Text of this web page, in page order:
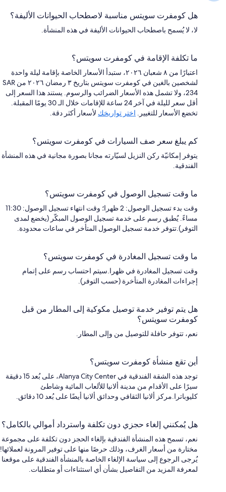
هل كومفرت سويتس مناسبة لاصطحاب الحيوانات الأليفة؟
لا، لا يُسمح باصطحاب الحيوانات الأليفة في هذه المنشأة.
ما تكلفة الإقامة في كومفرت سويتس؟
اعتبارًا من ٨ شعبان ٢٠٢٦، ستبدأ الأسعار الخاصة بإقامة ليلة واحدة
لشخصين بالغين في كومفرت سويتس بتاريخ ٣ رمضان ٢٠٢٦ من SAR
234، ولا تشمل هذه الأسعار الضرائب والرسوم. يستند هذا السعر إلى
أقل سعر لليلة في آخر 24 ساعة للإقامات خلال الـ 30 يومًا المقبلة.
تخضع الأسعار للتغيير. اختر تواريخك لأسعار أكثر دقة.
كم يبلغ سعر صف السيارات في كومفرت سويتس؟
يتوفر إمكانيّة ركن النزيل لسيّارته مجانا بصورة مجانية في هذه المنشأة
الفندقية.
ما وقت تسجيل الوصول في كومفرت سويتس؟
وقت بدء تسجيل الوصول: 2 ظهرا؛ وقت انتهاء تسجيل الوصول: 11:30
مساءً. يُطبق رسم على خدمة تسجيل الوصول المبكّر (يخضع لمدى
التوفر).تتوفر خدمة تسجيل الوصول المتأخر في ساعات محدودة.
ما وقت تسجيل المغادرة في كومفرت سويتس؟
وقت تسجيل المغادرة في ظهرا.سيتم احتساب رسم على إتمام
إجراءات المغادرة المتأخرة (حسب التوفر).
هل يتم توفير خدمة توصيل مكوكية إلى المطار من قبل
كومفرت سويتس؟
نعم، تتوفر حافلة للتوصيل من وإلى المطار.
أين تقع منشأة كومفرت سويتس؟
توجد هذه الشقة الفندقية في Alanya City Center، على بُعد 15 دقيقة
سيرًا على الأقدام من مدينة ألانيا للألعاب المائية وشاطئ
كليوباترا.مركز ألانيا الثقافي وحدائق ألانيا أيضًا على بُعد 10 دقائق.
هل يُمكنني إلغاء حجزي دون تكلفة واسترداد أموالي بالكامل؟
نعم، تسمح هذه المنشأة الفندقية بإلغاء الحجز دون تكلفة على مجموعة
مختارة من أسعار الغرف، وذلك حرصًا منها على توفير المرونة لعملائها!
يُرجى الرجوع إلى سياسة الإلغاء الخاصة بالمنشأة الفندقية على موقعنا
لمعرفة المزيد من التفاصيل بشأن أي استثناءات أو متطلبات.